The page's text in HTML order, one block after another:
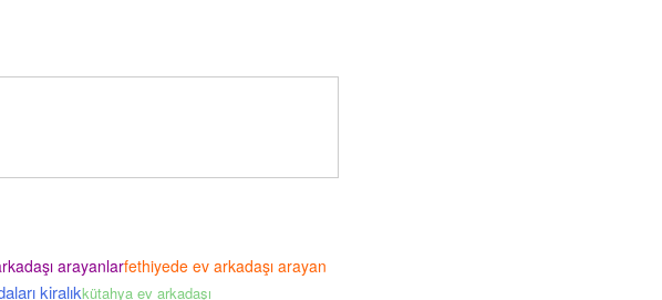
arayanlarfethiyede ev arkadaşı arayan
kiralıkkütahya ev arkadaşı